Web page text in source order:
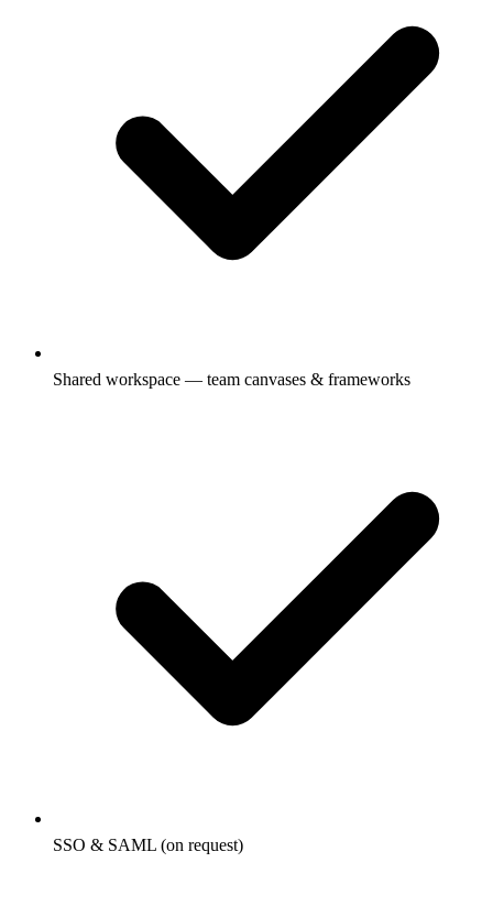
Shared workspace — team canvases & frameworks
SSO & SAML (on request)